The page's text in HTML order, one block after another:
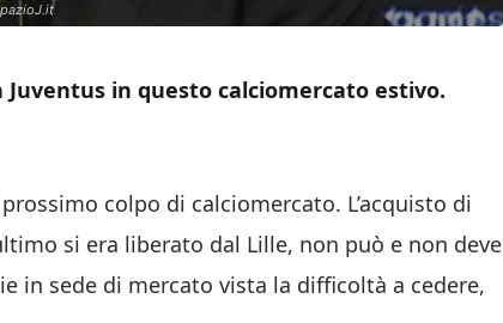
in questo calciomercato estivo.
colpo di calciomercato. L’acquisto di
si era liberato dal Lille, non può e non deve
in sede di mercato vista la difficoltà a cedere,